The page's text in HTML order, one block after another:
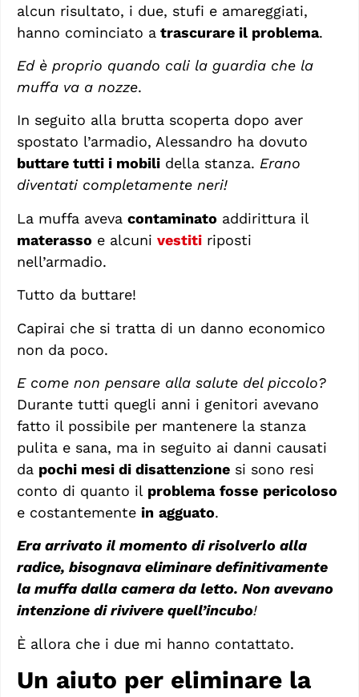
alcun risultato, i due, stufi e amareggiati,
hanno cominciato a trascurare il problema.
Ed è proprio quando cali la guardia che la
muffa va a nozze.
In seguito alla brutta scoperta dopo aver
spostato l’armadio, Alessandro ha dovuto
buttare tutti i mobili della stanza. Erano
diventati completamente neri!
La muffa aveva contaminato addirittura il
materasso e alcuni vestiti riposti
nell’armadio.
Tutto da buttare!
Capirai che si tratta di un danno economico
non da poco.
E come non pensare alla salute del piccolo?
Durante tutti quegli anni i genitori avevano
fatto il possibile per mantenere la stanza
pulita e sana, ma in seguito ai danni causati
da pochi mesi di disattenzione si sono resi
conto di quanto il problema fosse pericoloso
e costantemente in agguato.
Era arrivato il momento di risolverlo alla
radice, bisognava eliminare definitivamente
la muffa dalla camera da letto. Non avevano
intenzione di rivivere quell’incubo!
È allora che i due mi hanno contattato.
Un aiuto per eliminare la